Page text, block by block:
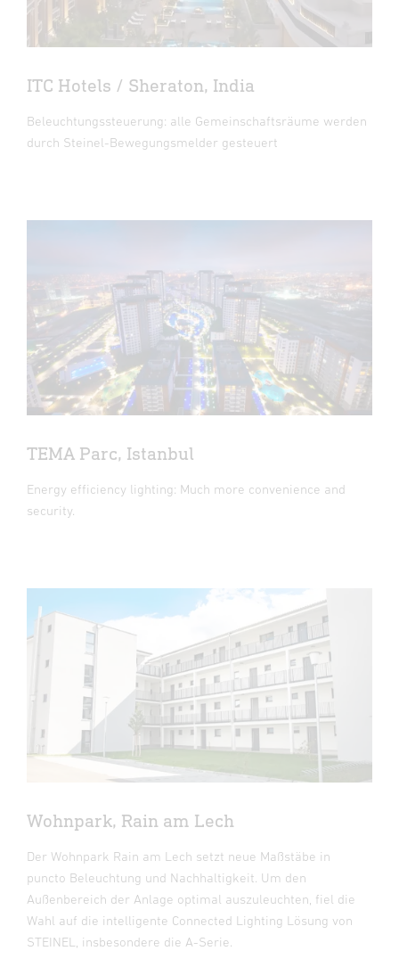
ITC Hotels / Sheraton, India
Beleuchtungssteuerung: alle Gemeinschaftsräume werden
durch Steinel-Bewegungsmelder gesteuert
TEMA Parc, Istanbul
Energy efficiency lighting: Much more convenience and
security.
Wohnpark, Rain am Lech
Der Wohnpark Rain am Lech setzt neue Maßstäbe in
puncto Beleuchtung und Nachhaltigkeit. Um den
Außenbereich der Anlage optimal auszuleuchten, fiel die
Wahl auf die intelligente Connected Lighting Lösung von
STEINEL, insbesondere die A-Serie.